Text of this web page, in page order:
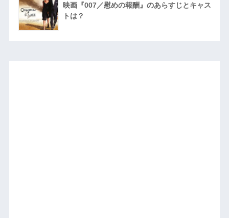
映画『007／慰めの報酬』のあらすじとキャス
トは？